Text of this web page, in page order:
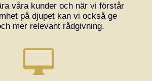
våra kunder och när vi förstår
på djupet kan vi också ge
mer relevant rådgivning.
